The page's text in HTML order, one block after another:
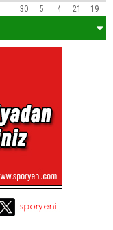
30 5 4 21 19